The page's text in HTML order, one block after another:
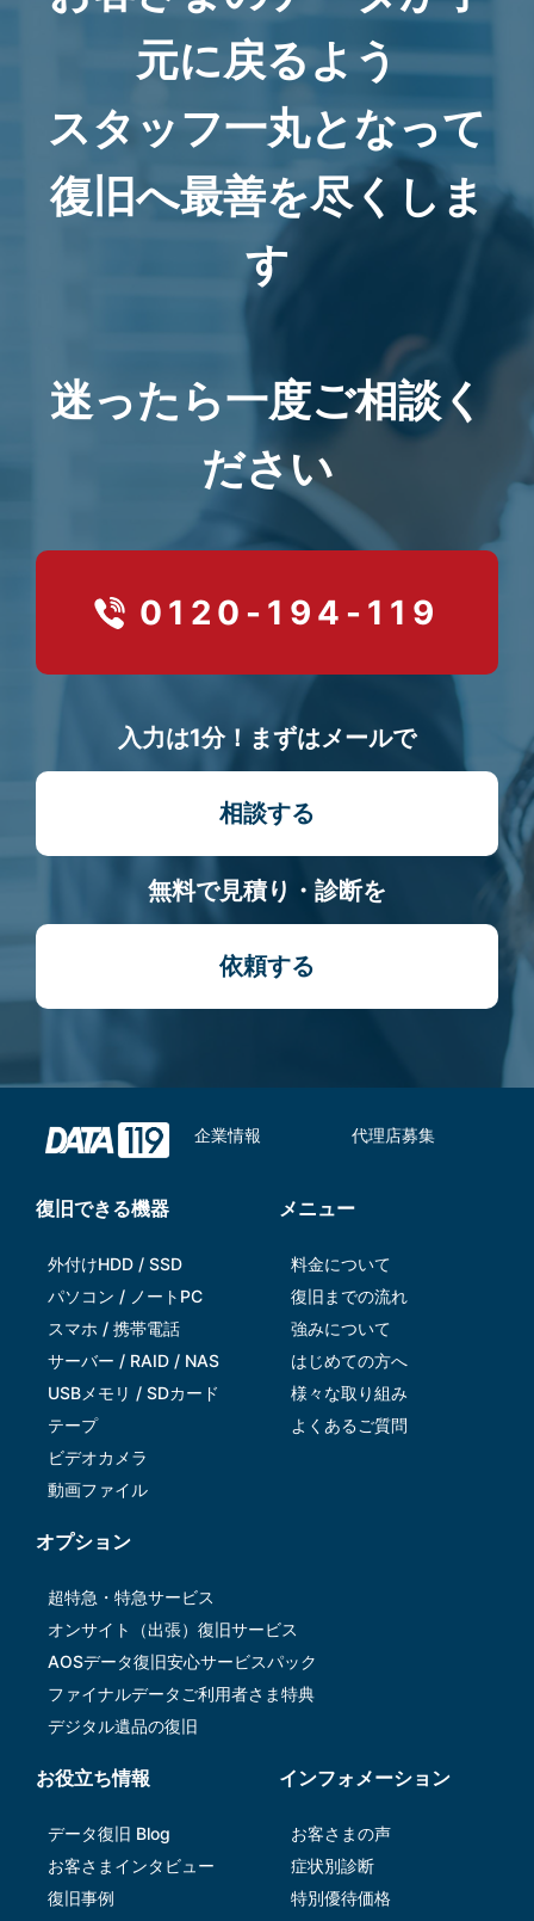
元に戻るよう
スタッフ一丸となって
復旧へ最善を尽くしま
す
迷ったら一度ご相談く
ださい
0120-194-119
入力は1分！まずはメールで
相談する
無料で見積り・診断を
依頼する
企業情報 代理店募集
復旧できる機器
外付けHDD / SSD
パソコン / ノートPC
スマホ / 携帯電話
サーバー / RAID / NAS
USBメモリ / SDカード
テープ
ビデオカメラ
動画ファイル
メニュー
料金について
復旧までの流れ
強みについて
はじめての方へ
様々な取り組み
よくあるご質問
オプション
超特急・特急サービス
オンサイト（出張）復旧サービス
AOSデータ復旧安⼼サービスパック
ファイナルデータご利⽤者さま特典
デジタル遺品の復旧
お役立ち情報
データ復旧 Blog
お客さまインタビュー
復旧事例
インフォメーション
お客さまの声
症状別診断
特別優待価格